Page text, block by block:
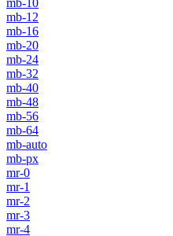
mb-12
mb-16
mb-20
mb-24
mb-32
mb-40
mb-48
mb-56
mb-64
mb-auto
mb-px
mr-0
mr-1
mr-2
mr-3
mr-4